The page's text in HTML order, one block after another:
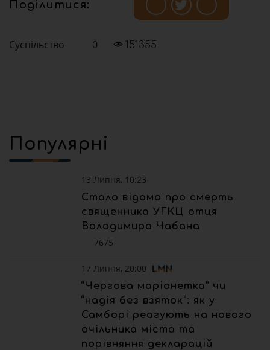
Поділитися:
Суспільство 0 151355
Популярні
13 Липня, 10:23
Стало відомо про смерть
священника УГКЦ отця
Володимира Чабана
7675
17 Липня, 20:00
“Чергова маріонетка” чи
“надія без взяток”: як у
Самборі реагують на нового
очільника міста та
порівняння декларацій